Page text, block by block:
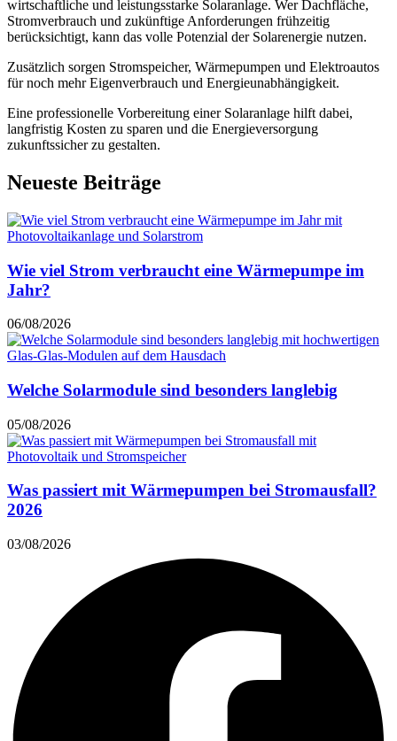
wirtschaftliche und leistungsstarke Solaranlage. Wer Dachfläche,
Stromverbrauch und zukünftige Anforderungen frühzeitig
berücksichtigt, kann das volle Potenzial der Solarenergie nutzen.
Zusätzlich sorgen Stromspeicher, Wärmepumpen und Elektroautos
für noch mehr Eigenverbrauch und Energieunabhängigkeit.
Eine professionelle Vorbereitung einer Solaranlage hilft dabei,
langfristig Kosten zu sparen und die Energieversorgung
zukunftssicher zu gestalten.
Neueste Beiträge
Wie viel Strom verbraucht eine Wärmepumpe im
Jahr?
06/08/2026
Welche Solarmodule sind besonders langlebig
05/08/2026
Was passiert mit Wärmepumpen bei Stromausfall?
2026
03/08/2026